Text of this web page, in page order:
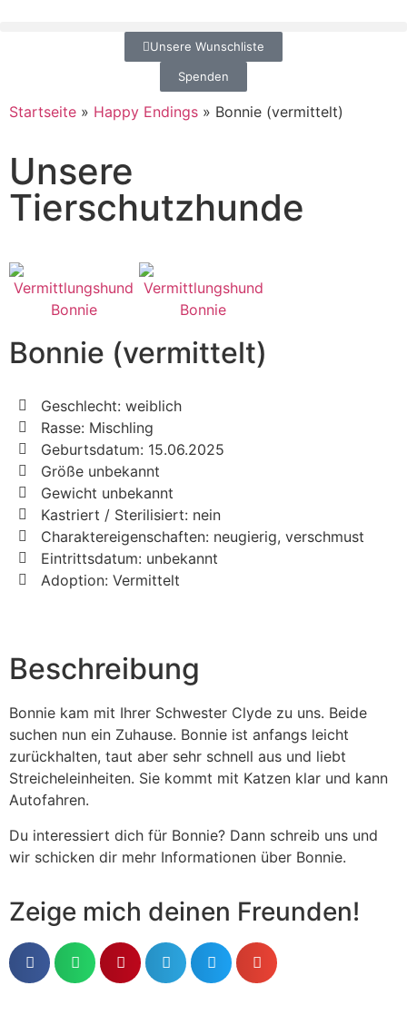
Unsere Wunschliste
Spenden
Startseite » Happy Endings » Bonnie (vermittelt)
Unsere
Tierschutzhunde
Bonnie (vermittelt)
Geschlecht: weiblich
Rasse: Mischling
Geburtsdatum: 15.06.2025
Größe unbekannt
Gewicht unbekannt
Kastriert / Sterilisiert: nein
Charaktereigenschaften: neugierig, verschmust
Eintrittsdatum: unbekannt
Adoption: Vermittelt
Beschreibung
Bonnie kam mit Ihrer Schwester Clyde zu uns. Beide
suchen nun ein Zuhause. Bonnie ist anfangs leicht
zurückhalten, taut aber sehr schnell aus und liebt
Streicheleinheiten. Sie kommt mit Katzen klar und kann
Autofahren.
Du interessiert dich für Bonnie? Dann schreib uns und
wir schicken dir mehr Informationen über Bonnie.
Zeige mich deinen Freunden!